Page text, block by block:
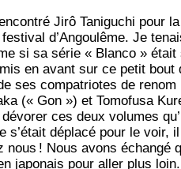
Jirô Taniguchi pour
d’Angoulême. Je
si sa série « Blanco »
en avant sur ce petit bout
ses compatriotes de
(« Gon ») et Tomofusa
ces deux volumes
s’était déplacé pour le voir,
nous ! Nous avons échangé
japonais pour aller plus